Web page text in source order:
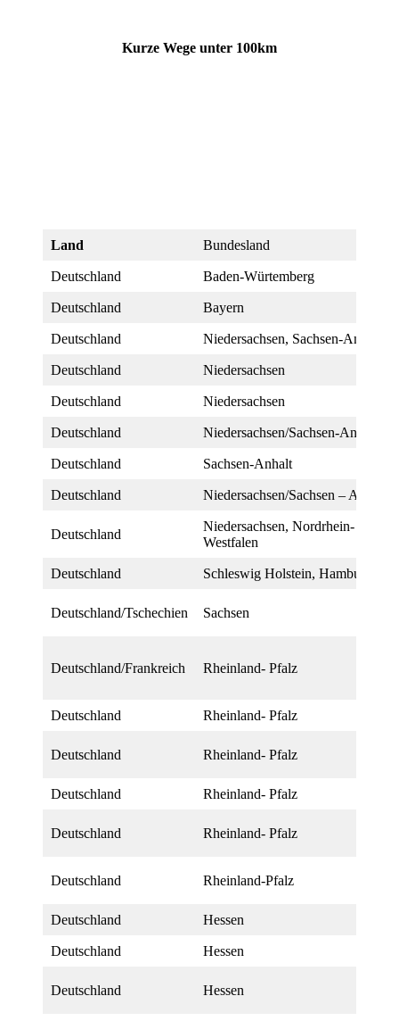
Kurze Wege unter 100km
Land Bundesland
Deutschland Baden-Würtemberg
Deutschland Bayern
Deutschland Niedersachsen, Sachsen-Anhalt
Deutschland Niedersachsen
Deutschland Niedersachsen
Deutschland Niedersachsen/Sachsen-Anhalt
Deutschland Sachsen-Anhalt
Deutschland Niedersachsen/Sachsen – Anhalt
Deutschland
Niedersachsen, Nordrhein-
Westfalen
Deutschland Schleswig Holstein, Hamburg
Deutschland/Tschechien Sachsen
Deutschland/Frankreich Rheinland- Pfalz
Deutschland Rheinland- Pfalz
Deutschland Rheinland- Pfalz
Deutschland Rheinland- Pfalz
Deutschland Rheinland- Pfalz
Deutschland Rheinland-Pfalz
Deutschland Hessen
Deutschland Hessen
Deutschland Hessen